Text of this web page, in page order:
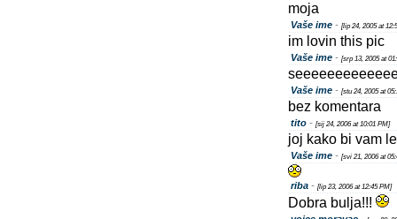
moja
Vaše ime - [lip 24, 2005 at
im lovin this pic
Vaše ime - [srp 13, 2005 at
Vaše ime - [stu 24, 2005 at
bez komentara
tito - [sij 24, 2006 at 10:01 PM]
joj kako bi vam
Vaše ime - [svi 21, 2006 at
riba - [lip 23, 2006 at 12:45 PM]
Dobra bulja!!!